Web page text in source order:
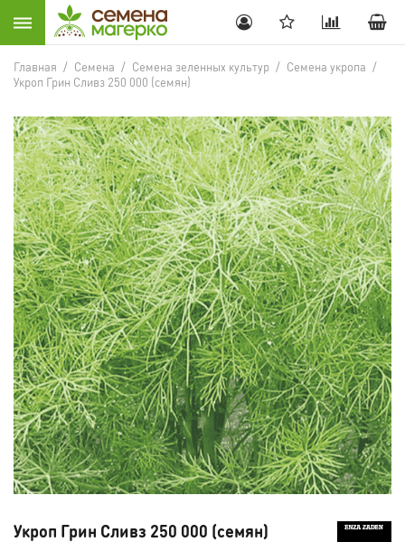
Главная / Семена / Семена зеленных культур / Семена укропа /
Укроп Грин Сливз 250 000 (семян)
Укроп Грин Сливз 250 000 (семян)